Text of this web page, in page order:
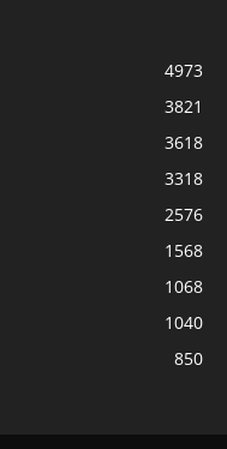
4973
3821
3618
3318
2576
1568
1068
1040
850